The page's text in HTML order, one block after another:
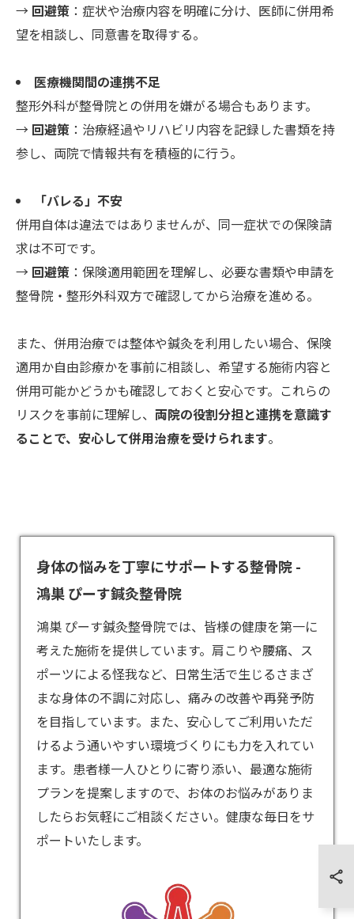
→ 回避策 ：症状や治療内容を明確に分け、医師に併用希
望を相談し、同意書を取得する。
医療機関間の連携不足
整形外科が整骨院との併用を嫌がる場合もあります。
→ 回避策 ：治療経過やリハビリ内容を記録した書類を持
参し、両院で情報共有を積極的に行う。
「バレる」不安
併用自体は違法ではありませんが、同一症状での保険請
求は不可です。
→ 回避策 ：保険適用範囲を理解し、必要な書類や申請を
整骨院・整形外科双方で確認してから治療を進める。
また、併用治療では整体や鍼灸を利用したい場合、保険
適用か自由診療かを事前に相談し、希望する施術内容と
併用可能かどうかも確認しておくと安心です。これらの
リスクを事前に理解し、 両院の役割分担と連携を意識す
ることで、安心して併用治療を受けられます。
身体の悩みを丁寧にサポートする整骨院 -
鴻巣 ぴーす鍼灸整骨院
鴻巣 ぴーす鍼灸整骨院では、皆様の健康を第一に
考えた施術を提供しています。肩こりや腰痛、ス
ポーツによる怪我など、日常生活で生じるさまざ
まな身体の不調に対応し、痛みの改善や再発予防
を目指しています。また、安心してご利用いただ
けるよう通いやすい環境づくりにも力を入れてい
ます。患者様一人ひとりに寄り添い、最適な施術
プランを提案しますので、お体のお悩みがありま
したらお気軽にご相談ください。健康な毎日をサ
ポートいたします。